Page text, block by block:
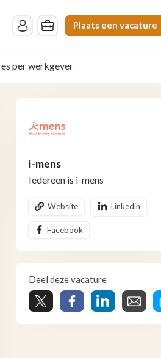
Plaats een vacature
per werkgever
i-mens
Iedereen is i-mens
Website Linkedin
Facebook
Deel deze vacature